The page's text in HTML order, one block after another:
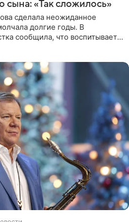
сына: «Так сложилось»
сделала неожиданное
долгие годы. В
сообщила, что воспитывает